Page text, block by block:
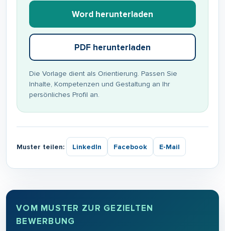
Word herunterladen
PDF herunterladen
Die Vorlage dient als Orientierung. Passen Sie
Inhalte, Kompetenzen und Gestaltung an Ihr
persönliches Profil an.
Muster teilen: LinkedIn Facebook E-Mail
VOM MUSTER ZUR GEZIELTEN
BEWERBUNG